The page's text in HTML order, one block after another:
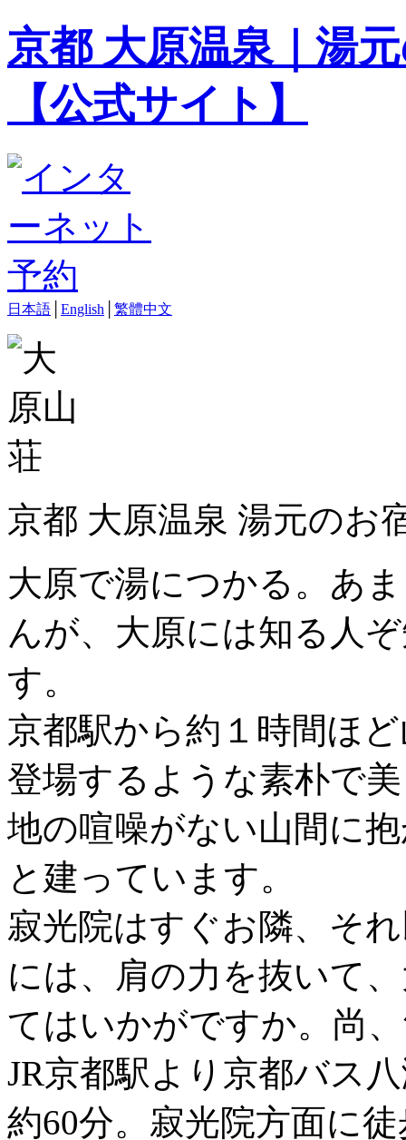
京都 大原温泉｜湯
【公式サイト】
日本語 English 繁體中文
京都 大原温泉 湯元の
大原で湯につかる。あ
んが、大原には知る人
す。
京都駅から約１時間ほ
登場するような素朴で
地の喧噪がない山間に
と建っています。
寂光院はすぐお隣、そ
には、肩の力を抜いて
てはいかがですか。尚
JR京都駅より京都バス
約60分。寂光院方面に